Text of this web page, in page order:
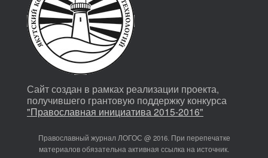
Сайт создан в рамках реализации проекта,
получившего грантовую поддержку конкурса
"Православная инициатива 2015-2016"
Православный журнал ЛОГОС @ 2016. При перепечатке
материалов обязательна активная ссылка на источник.